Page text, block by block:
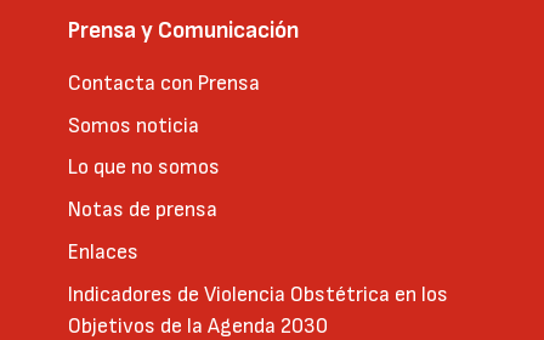
Prensa y Comunicación
Contacta con Prensa
Somos noticia
Lo que no somos
Notas de prensa
Enlaces
Indicadores de Violencia Obstétrica en los
Objetivos de la Agenda 2030